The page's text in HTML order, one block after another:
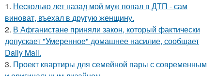
1. Несколько лет назад мой муж попал в ДТП - сам
виноват, въехал в другую женщину.
2. В Афганистане приняли закон, который фактически
допускает "Умеренное" домашнее насилие, сообщает
Daily Mail.
3. Проект квартиры для семейной пары с современным